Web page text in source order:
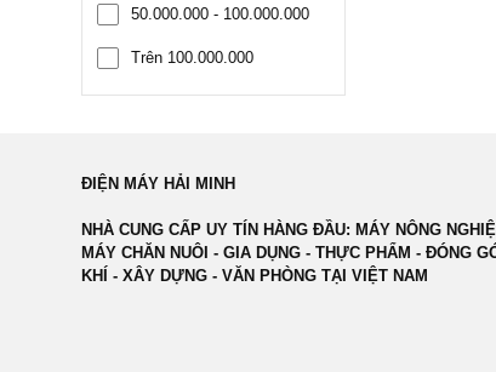
50.000.000 - 100.000.000
Trên 100.000.000
ĐIỆN MÁY HẢI MINH
NHÀ CUNG CẤP UY TÍN HÀNG ĐẦU: MÁY NÔNG
MÁY CHĂN NUÔI - GIA DỤNG - THỰC PHẨM - ĐÓNG
KHÍ - XÂY DỰNG - VĂN PHÒNG TẠI VIỆT NAM